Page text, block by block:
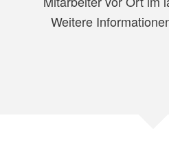
Weitere